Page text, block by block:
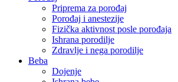
Priprema za porođaj
Porođaj i anestezije
Fizička aktivnost posle porođaja
Ishrana porodilje
Zdravlje i nega porodilje
Beba
Dojenje